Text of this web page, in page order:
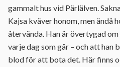
gammalt hus vid Pärlälven.
Kajsa kväver honom, men ändå
återvända. Han är övertygad
varje dag som går – och att han
blod för att bota det. Här finns